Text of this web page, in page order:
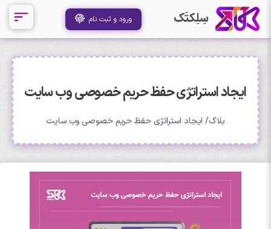
سِلِکتَک ورود و ثبت نام
ایجاد استراتژی حفظ حریم خصوصی وب سایت
بلاگ ایجاد استراتژی حفظ حریم خصوصی وب سایت